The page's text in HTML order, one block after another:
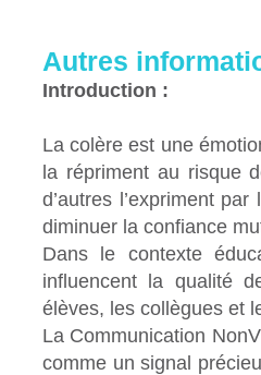
Autres
Introduction :
La colère est une
la répriment au risque
d’autres l’expriment
diminuer la confiance
Dans le contexte
influencent la qualité
élèves, les collègues et
La Communication
comme un signal